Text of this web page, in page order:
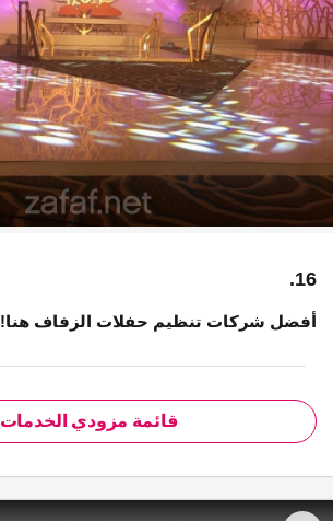
16.
أفضل شركات تنظيم حفلات الزفاف هنا!
قائمة مزودي الخدمات